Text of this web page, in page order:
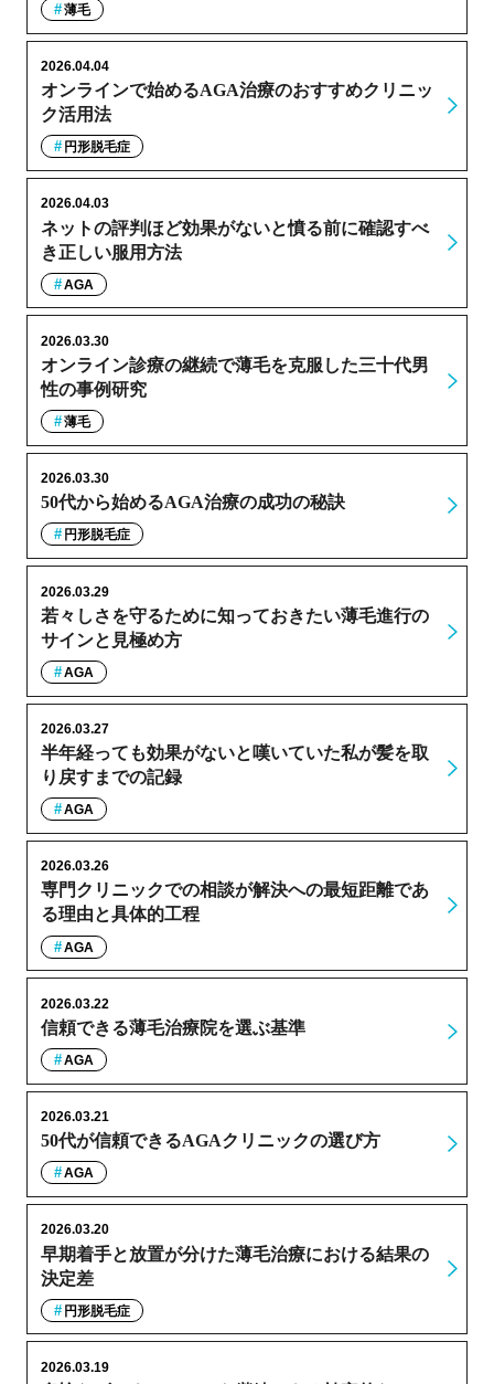
薄毛
オンラインで始めるAGA治療のおすすめクリニッ
ク活用法
2026.04.04
円形脱毛症
ネットの評判ほど効果がないと憤る前に確認すべ
き正しい服用方法
2026.04.03
AGA
オンライン診療の継続で薄毛を克服した三十代男
性の事例研究
2026.03.30
薄毛
50代から始めるAGA治療の成功の秘訣
2026.03.30
円形脱毛症
若々しさを守るために知っておきたい薄毛進行の
サインと見極め方
2026.03.29
AGA
半年経っても効果がないと嘆いていた私が髪を取
り戻すまでの記録
2026.03.27
AGA
専門クリニックでの相談が解決への最短距離であ
る理由と具体的工程
2026.03.26
AGA
信頼できる薄毛治療院を選ぶ基準
2026.03.22
AGA
50代が信頼できるAGAクリニックの選び方
2026.03.21
AGA
早期着手と放置が分けた薄毛治療における結果の
決定差
2026.03.20
円形脱毛症
2026.03.19